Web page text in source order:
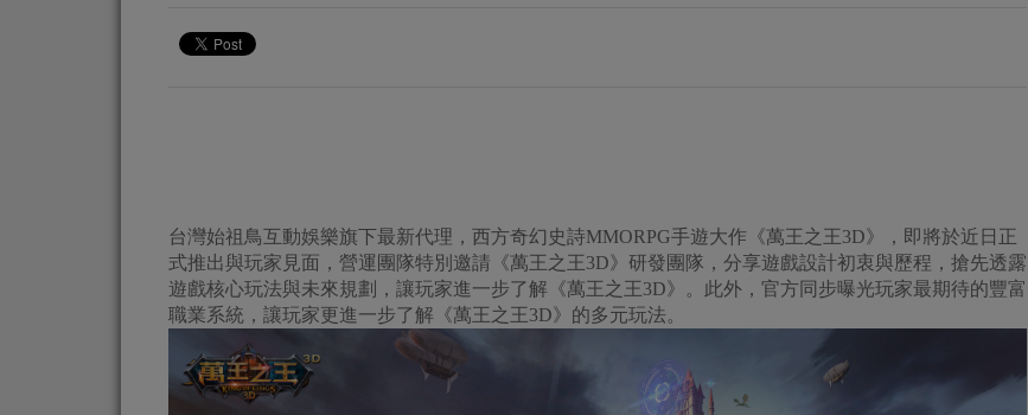
台灣始祖鳥互動娛樂旗下最新代理，西方奇幻史詩MMORPG手遊大作《萬王之王3D》，即將於近日正
式推出與玩家見面，營運團隊特別邀請《萬王之王3D》研發團隊，分享遊戲設計初衷與歷程，搶先透露
遊戲核心玩法與未來規劃，讓玩家進一步了解《萬王之王3D》。此外，官方同步曝光玩家最期待的豐富
職業系統，讓玩家更進一步了解《萬王之王3D》的多元玩法。